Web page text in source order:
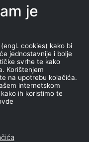
OBJAVA
OBJAVA
je
cookies) kako bi
jednostavnije i bolje
svrhe te kako
Korištenjem
na upotrebu kolačića.
internetskom
ih koristimo te